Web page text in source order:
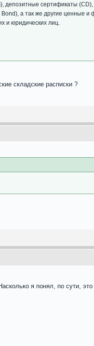
депозитные сертификаты
а так же другие ценные и
и юридических лиц.
складские расписки ?
я понял, по сути,